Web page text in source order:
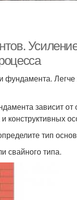
зависит от
конструктивных
тип
свайного типа.